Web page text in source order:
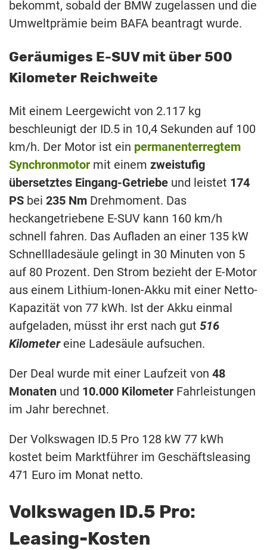
bekommt, sobald der BMW zugelassen und die
Umweltprämie beim BAFA beantragt wurde.
Geräumiges E-SUV mit über 500
Kilometer Reichweite
Mit einem Leergewicht von 2.117 kg
beschleunigt der ID.5 in 10,4 Sekunden auf 100
km/h. Der Motor ist ein permanenterregtem
Synchronmotor mit einem zweistufig
übersetztes Eingang-Getriebe und leistet 174
PS bei 235 Nm Drehmoment. Das
heckangetriebene E-SUV kann 160 km/h
schnell fahren. Das Aufladen an einer 135 kW
Schnellladesäule gelingt in 30 Minuten von 5
auf 80 Prozent. Den Strom bezieht der E-Motor
aus einem Lithium-Ionen-Akku mit einer Netto-
Kapazität von 77 kWh. Ist der Akku einmal
aufgeladen, müsst ihr erst nach gut 516
Kilometereine Ladesäule aufsuchen.
Der Deal wurde mit einer Laufzeit von 48
Monaten und 10.000 Kilometer Fahrleistungen
im Jahr berechnet.
Der Volkswagen ID.5 Pro 128 kW 77 kWh
kostet beim Marktführer im Geschäftsleasing
471 Euro im Monat netto.
Volkswagen ID.5 Pro:
Leasing-Kosten